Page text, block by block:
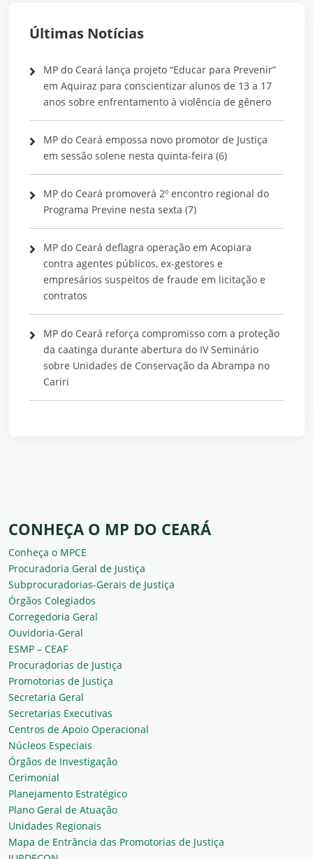
Últimas Notícias
MP do Ceará lança projeto “Educar para Prevenir”
em Aquiraz para conscientizar alunos de 13 a 17
anos sobre enfrentamento à violência de gênero
MP do Ceará empossa novo promotor de Justiça
em sessão solene nesta quinta-feira (6)
MP do Ceará promoverá 2º encontro regional do
Programa Previne nesta sexta (7)
MP do Ceará deflagra operação em Acopiara
contra agentes públicos, ex-gestores e
empresários suspeitos de fraude em licitação e
contratos
MP do Ceará reforça compromisso com a proteção
da caatinga durante abertura do IV Seminário
sobre Unidades de Conservação da Abrampa no
Cariri
CONHEÇA O MP DO CEARÁ
Conheça o MPCE
Procuradoria Geral de Justiça
Subprocuradorias-Gerais de Justiça
Órgãos Colegiados
Corregedoria Geral
Ouvidoria-Geral
ESMP – CEAF
Procuradorias de Justiça
Promotorias de Justiça
Secretaria Geral
Secretarias Executivas
Centros de Apoio Operacional
Núcleos Especiais
Órgãos de Investigação
Cerimonial
Planejamento Estratégico
Plano Geral de Atuação
Unidades Regionais
Mapa de Entrância das Promotorias de Justiça